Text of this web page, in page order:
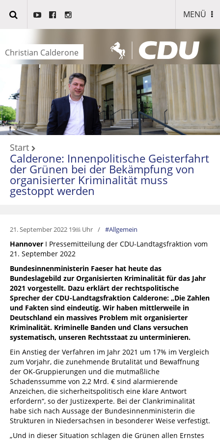
MENÜ
Christian Calderone
Start
Calderone: Innenpolitische Geisterfahrt
der Grünen bei der Bekämpfung von
organisierter Kriminalität muss
gestoppt werden
21. September 2022 1946 Uhr Allgemein
Hannover I Pressemitteilung der CDU-Landtagsfraktion vom
21. September 2022
Bundesinnenministerin Faeser hat heute das
Bundeslagebild zur Organisierten Kriminalität für das Jahr
2021 vorgestellt. Dazu erklärt der rechtspolitische
Sprecher der CDU-Landtagsfraktion Calderone: „Die Zahlen
und Fakten sind eindeutig. Wir haben mittlerweile in
Deutschland ein massives Problem mit organisierter
Kriminalität. Kriminelle Banden und Clans versuchen
systematisch, unseren Rechtsstaat zu unterminieren.
Ein Anstieg der Verfahren im Jahr 2021 um 17% im Vergleich
zum Vorjahr, die zunehmende Brutalität und Bewaffnung
der OK-Gruppierungen und die mutmaßliche
Schadenssumme von 2,2 Mrd. € sind alarmierende
Anzeichen, die sicherheitspolitisch eine klare Antwort
erfordern“, so der Justizexperte. Bei der Clankriminalität
habe sich nach Aussage der Bundesinnenministerin die
Strukturen in Niedersachsen in besonderer Weise verfestigt.
„Und in dieser Situation schlagen die Grünen allen Ernstes